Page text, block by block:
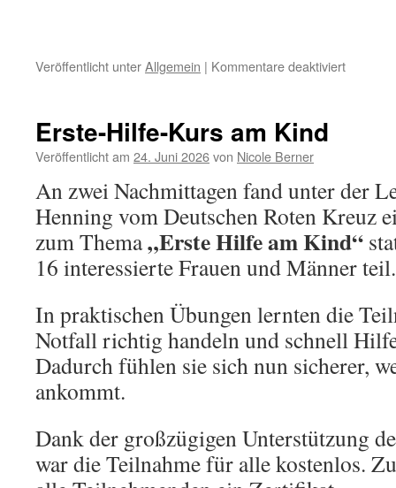
Veröffentlicht unterAllgemein | Kommentare deaktiviertfür
Erste-Hilfe-Kurs am Kind
Veröffentlicht am 24. Juni 2026von Nicole Berner
An zwei Nachmittagen fand unter der
Henning vom Deutschen Roten Kreuz
zum Thema„Erste Hilfe am Kind“
16 interessierte Frauen und Männer teil.
In praktischen Übungen lernten die
Notfall richtig handeln und schnell
Dadurch fühlen sie sich nun sicherer,
ankommt.
Dank der großzügigen Unterstützung
war die Teilnahme für alle kostenlos.